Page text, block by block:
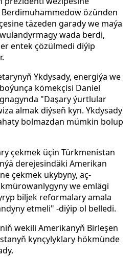
özünden
täzeden garady we maýa
wada berdi,
entek çözülmedi diýip
Ykdysady, energiýa we
kömekçisi Daniel
"Daşary ýurtlular
almak diýseň kyn. Ykdysady
bolmazdan mümkin bolup
çekmek üçin Türkmenistan
derejesindäki Amerikan
çekmek ukybyny, aç-
we emlägi
biljek reformalary amala
etmeli" -diýip ol belledi.
wekili Amerikanyň Birleşen
kynçylyklary hökmünde